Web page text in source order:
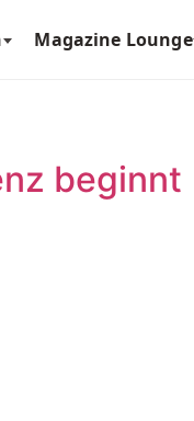
Magazine Lounge
beginnt